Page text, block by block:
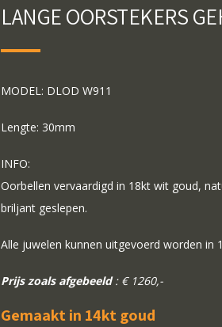
LANGE OORSTEKERS
MODEL: DLOD W911
Lengte: 30mm
INFO:
Oorbellen vervaardigd in 18kt wit goud,
briljant geslepen.
Alle juwelen kunnen uitgevoerd worden
Prijs zoals afgebeeld: € 1260,-
Gemaakt in 14kt goud